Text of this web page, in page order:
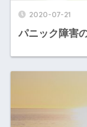
2020-07-21
パニック障害